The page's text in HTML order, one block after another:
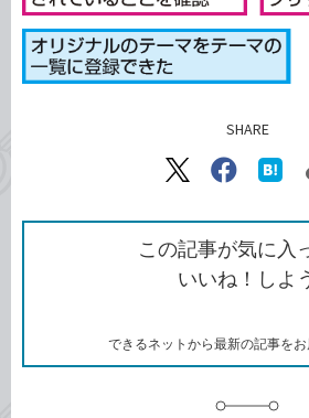
SHARE
X（旧
で
シ
ェ
ア
Facebook
シ
ェ
ア
な
ブ
ッ
ク
ク
この記事が気に入
いいね！しよ
できるネットから最新の記事をお